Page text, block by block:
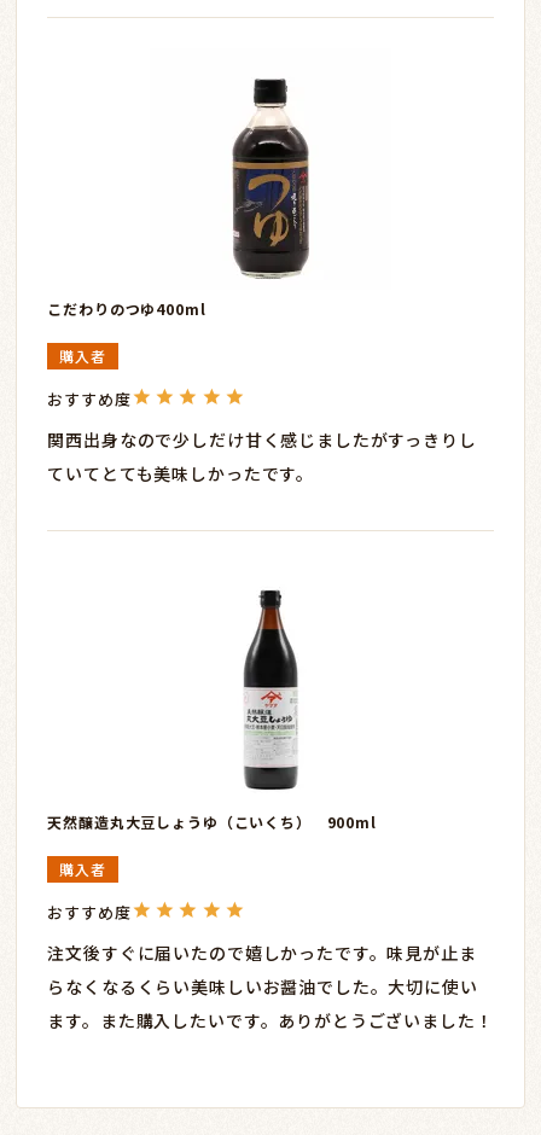
こだわりのつゆ400ml
購入者
関西出身なので少しだけ甘く感じましたがすっきりし
ていてとても美味しかったです。
天然醸造丸大豆しょうゆ（こいくち） 900ml
購入者
注文後すぐに届いたので嬉しかったです。味見が止ま
らなくなるくらい美味しいお醤油でした。大切に使い
ます。また購入したいです。ありがとうございました！